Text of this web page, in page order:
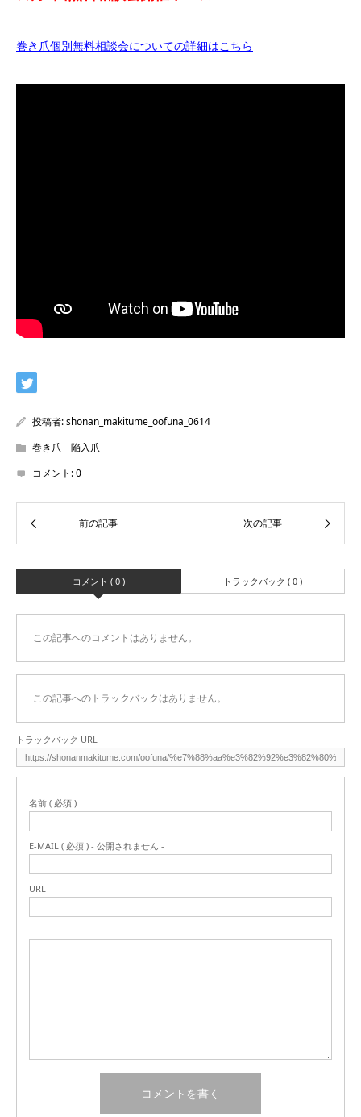
巻き爪個別無料相談会についての詳細はこちら
投稿者:shonan_makitume_oofuna_0614
巻き爪 陥入爪
コメント:0
コメント ( 0 ) トラックバック ( 0 )
この記事へのコメントはありません。
この記事へのトラックバックはありません。
トラックバック URL
名前 ( 必須 )
E-MAIL ( 必須 ) - 公開されません -
URL